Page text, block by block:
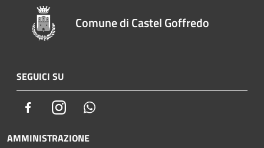
Comune di Castel Goffredo
SEGUICI SU
FacebookInstagram
AMMINISTRAZIONE